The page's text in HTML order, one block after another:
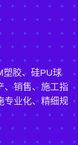
塑胶、硅PU球
、销售、施工指
专业化、精细规